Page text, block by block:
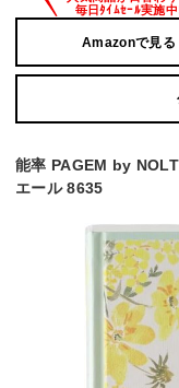
Amazonで見る
能率 PAGEM by
エール 8635